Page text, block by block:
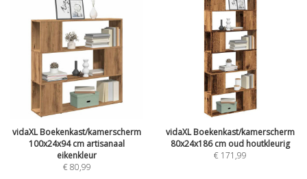
vidaXL Boekenkast/kamerscherm
100x24x94 cm artisanaal
eikenkleur
€80,99
vidaXL Boekenkast/kamerscherm
80x24x186 cm oud houtkleurig
€ 171,99